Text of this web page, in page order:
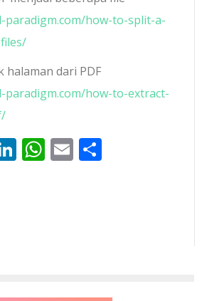
paradigm.com/how-to-split-a-
halaman dari PDF
paradigm.com/how-to-extract-
LinkedIn
WhatsApp
Email